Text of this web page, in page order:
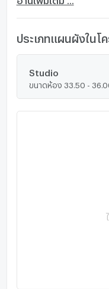
สำหรับระบายอากาศ ค
รอบโครงการ และห้าง
ม., Lotus แจ้งวัฒนะ :
กม., Central แจ้งวัฒน
ประชาชื่น, ถนนติวานน
พหลโยธิน -ทางด่วนศรี
ลล์เวย์ -รถไฟฟ้าสายสีช
ประเภทแผนผังในโ
Studio
ขนาดห้อง 33.50 -